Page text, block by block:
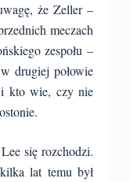
że Zeller –
meczach
zespołu –
drugiej połowie
i kto wie, czy nie
się rozchodzi.
lat temu był